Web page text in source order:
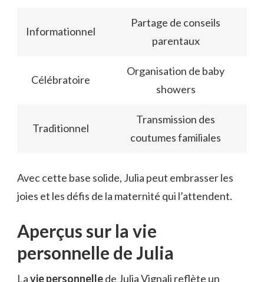
Informationnel
Partage de conseils
parentaux
Célébratoire
Organisation de baby
showers
Traditionnel
Transmission des
coutumes familiales
Avec cette base solide, Julia peut embrasser les
joies et les défis de la maternité qui l’attendent.
Aperçus sur la vie
personnelle de Julia
Lavie personnellede Julia Vignali reflète un